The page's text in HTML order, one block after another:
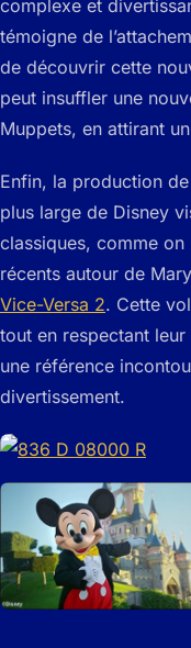
complexe et
témoigne de
de découvrir cette
peut insuffler une
Muppets, en attirant
Enfin, la production
plus large de Disney
classiques, comme
récents autour de
Vice-Versa 2. Cette
tout en respectant
une référence
divertissement.